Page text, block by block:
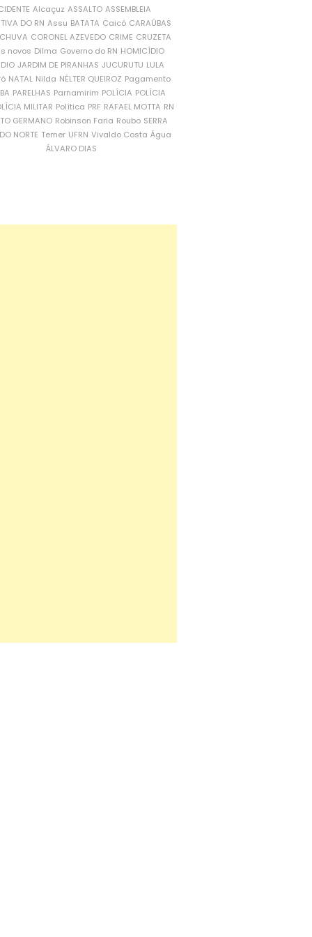
Alcaçuz ASSALTO ASSEMBLEIA
DO RN Assu BATATA Caicó CARAÚBAS
CORONEL AZEVEDO CRIME CRUZETA
novos Dilma Governo do RN HOMICÍDIO
JARDIM DE PIRANHAS JUCURUTU LULA
NATAL Nilda NÉLTER QUEIROZ Pagamento
PARELHAS Parnamirim POLÍCIA POLÍCIA
MILITAR Política PRF RAFAEL MOTTA RN
GERMANO Robinson Faria Roubo SERRA
NORTE Temer UFRN Vivaldo Costa Água
ÁLVARO DIAS